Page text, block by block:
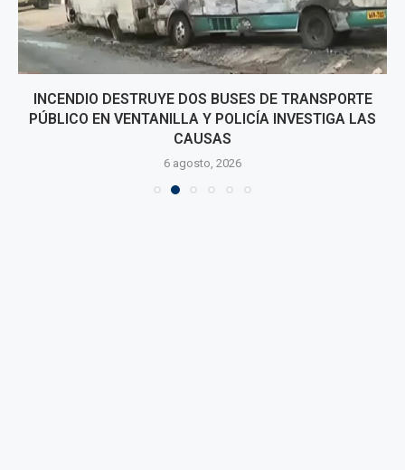
INCENDIO DESTRUYE DOS BUSES DE TRANSPORTE
PÚBLICO EN VENTANILLA Y POLICÍA INVESTIGA LAS
CAUSAS
6 agosto, 2026